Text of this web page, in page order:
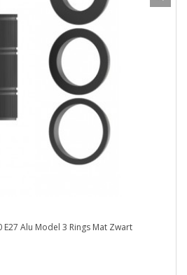
Alu Model 3 Rings Mat Zwart